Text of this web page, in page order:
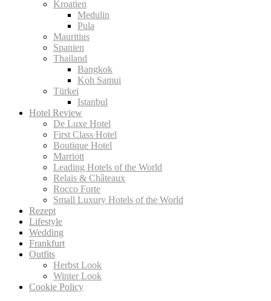
Kroatien
Medulin
Pula
Mauritius
Spanien
Thailand
Bangkok
Koh Samui
Türkei
Istanbul
Hotel Review
De Luxe Hotel
First Class Hotel
Boutique Hotel
Marriott
Leading Hotels of the World
Relais & Châteaux
Rocco Forte
Small Luxury Hotels of the World
Rezept
Lifestyle
Wedding
Frankfurt
Outfits
Herbst Look
Winter Look
Cookie Policy